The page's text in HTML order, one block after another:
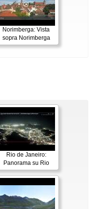
Norimberga: Vista
sopra Norimberga
Rio de Janeiro:
Panorama su Rio